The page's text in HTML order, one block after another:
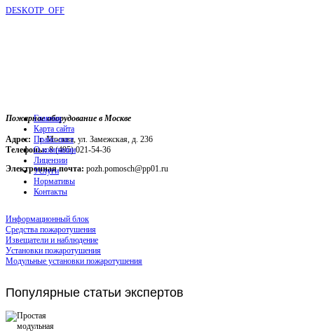
DESKOTP_OFF
Пожарное оборудование в Москве
Адрес: г. Москва, ул. Замежская, д. 236
Телефоны:8 (495) 021-54-36
Электронная почта: pozh.pomosch@pp01.ru
Главная
Карта сайта
Прайс-лист
О компании
Лицензии
Услуги
Нормативы
Контакты
Информационный блок
Средства пожаротушения
Извещатели и наблюдение
Установки пожаротушения
Модульные установки пожаротушения
Популярные статьи экспертов